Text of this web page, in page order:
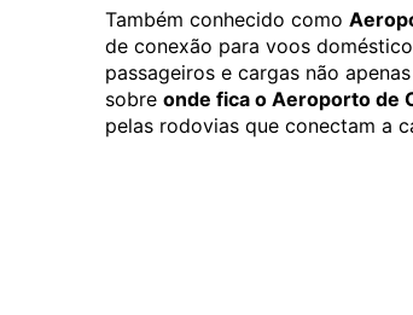
Também conhecido como
de conexão para voos
passageiros e cargas não
sobre onde fica o Aeroporto de
pelas rodovias que conectam a